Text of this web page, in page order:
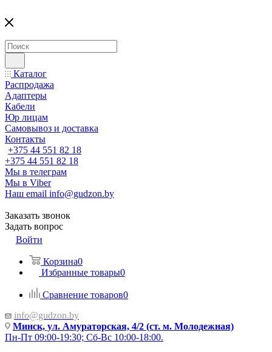
Каталог
Распродажа
Адаптеры
Кабели
Юр лицам
Самовывоз и доставка
Контакты
+375 44 551 82 18
+375 44 551 82 18
Мы в телеграм
Мы в Viber
Наш email info@gudzon.by
Заказать звонок
Задать вопрос
Войти
Корзина0
Избранные товары0
Сравнение товаров0
info@gudzon.by
Минск, ул. Амураторская, 4/2 (ст. м. Молодежная)
Пн-Пт 09:00-19:30; Сб-Вс 10:00-18:00.